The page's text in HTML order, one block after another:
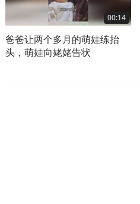
00:14
爸爸让两个多月的萌娃练抬
头，萌娃向姥姥告状